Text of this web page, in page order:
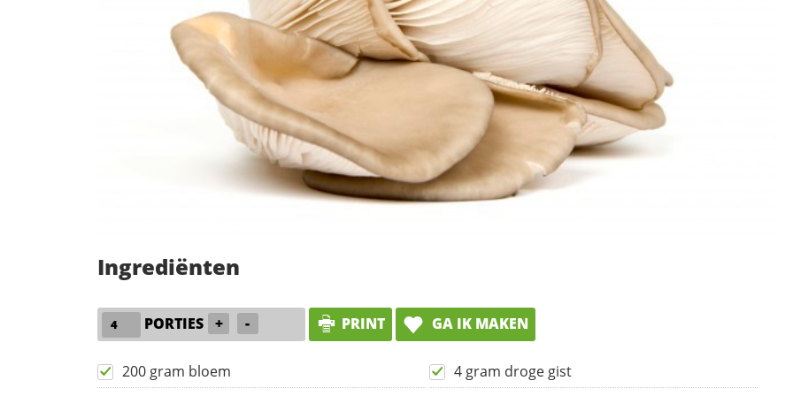
Ingrediënten
PORTIES + - PRINT GA IK MAKEN
200 gram bloem
4 gram droge gist